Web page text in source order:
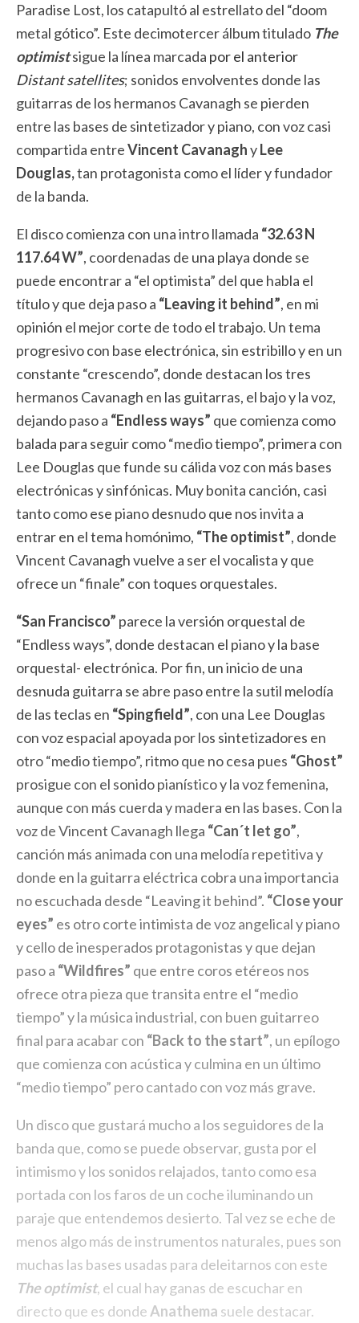
Paradise Lost, los catapultó al estrellato del “doom
metal gótico”. Este decimotercer álbum titulado The
optimistsigue la línea marcada por el anterior
Distant satellites; sonidos envolventes donde las
guitarras de los hermanos Cavanagh se pierden
entre las bases de sintetizador y piano, con voz casi
compartida entreVincent CavanaghyLee
Douglas,tan protagonista como el líder y fundador
de la banda.
El disco comienza con una intro llamada “32.63 N
117.64 W”, coordenadas de una playa donde se
puede encontrar a “el optimista” del que habla el
título y que deja paso a “Leaving it behind”, en mi
opinión el mejor corte de todo el trabajo. Un tema
progresivo con base electrónica, sin estribillo y en un
constante “crescendo”, donde destacan los tres
hermanos Cavanagh en las guitarras, el bajo y la voz,
dejando paso a “Endless ways” que comienza como
balada para seguir como “medio tiempo”, primera con
Lee Douglas que funde su cálida voz con más bases
electrónicas y sinfónicas. Muy bonita canción, casi
tanto como ese piano desnudo que nos invita a
entrar en el tema homónimo, “The optimist”, donde
Vincent Cavanagh vuelve a ser el vocalista y que
ofrece un “finale” con toques orquestales.
“San Francisco” parece la versión orquestal de
“Endless ways”, donde destacan el piano y la base
orquestal- electrónica. Por fin, un inicio de una
desnuda guitarra se abre paso entre la sutil melodía
de las teclas en “Spingfield”, con una Lee Douglas
con voz espacial apoyada por los sintetizadores en
otro “medio tiempo”, ritmo que no cesa pues “Ghost”
prosigue con el sonido pianístico y la voz femenina,
aunque con más cuerda y madera en las bases. Con la
voz de Vincent Cavanagh llega “Can´t let go”,
canción más animada con una melodía repetitiva y
donde en la guitarra eléctrica cobra una importancia
no escuchada desde “Leaving it behind”. “Close your
eyes” es otro corte intimista de voz angelical y piano
y cello de inesperados protagonistas y que dejan
paso a “Wildfires” que entre coros etéreos nos
ofrece otra pieza que transita entre el “medio
tiempo” y la música industrial, con buen guitarreo
final para acabar con “Back to the start”, un epílogo
que comienza con acústica y culmina en un último
“medio tiempo” pero cantado con voz más grave.
Un disco que gustará mucho a los seguidores de la
banda que, como se puede observar, gusta por el
intimismo y los sonidos relajados, tanto como esa
portada con los faros de un coche iluminando un
paraje que entendemos desierto. Tal vez se eche de
menos algo más de instrumentos naturales, pues son
muchas las bases usadas para deleitarnos con este
The optimist, el cual hay ganas de escuchar en
directo que es donde Anathema suele destacar.